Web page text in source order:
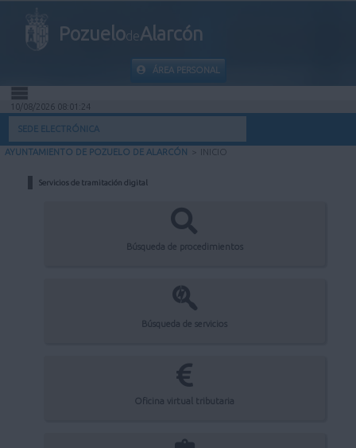
PozuelodeAlarcón
ÁREA PERSONAL
INICIO
INFORMACIÓN MUNICIPAL
10/08/2026 08:01:24
SEDE ELECTRÓNICA
AYUNTAMIENTO DE POZUELO DE ALARCÓN > INICIO
Servicios de tramitación digital
Búsqueda de procedimientos
Búsqueda de servicios
Oficina virtual tributaria